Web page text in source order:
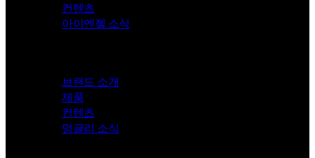
컨텐츠
아이엔젤 소식
브랜드 소개
제품
컨텐츠
멍글리 소식